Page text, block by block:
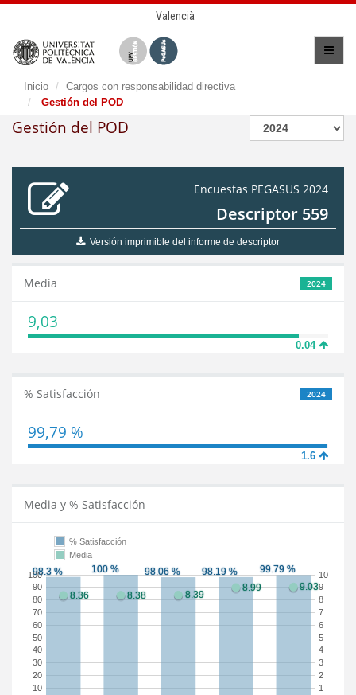
Valencià
Inicio
Cargos con responsabilidad directiva
Gestión del POD
Gestión del POD
Encuestas PEGASUS 2024
Descriptor 559
Versión imprimible del informe de descriptor
2024
Media
9,03
0.04
2024
% Satisfacción
99,79 %
1.6
Media y % Satisfacción
10
20
30
40
50
60
70
80
90
100
1
2
3
4
5
6
7
8
9
10
% Satisfacción
Media